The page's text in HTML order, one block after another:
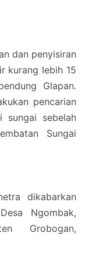
dan penyisiran
kurang lebih 15
Glapan.
pencarian
sebelah
Sungai
dikabarkan
Ngombak,
Grobogan,